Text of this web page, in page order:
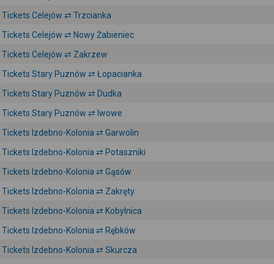
Tickets Celejów ⇄ Trzcianka
Tickets Celejów ⇄ Nowy Żabieniec
Tickets Celejów ⇄ Zakrzew
Tickets Stary Puznów ⇄ Łopacianka
Tickets Stary Puznów ⇄ Dudka
Tickets Stary Puznów ⇄ Iwowe
Tickets Izdebno-Kolonia ⇄ Garwolin
Tickets Izdebno-Kolonia ⇄ Potaszniki
Tickets Izdebno-Kolonia ⇄ Gąsów
Tickets Izdebno-Kolonia ⇄ Zakręty
Tickets Izdebno-Kolonia ⇄ Kobylnica
Tickets Izdebno-Kolonia ⇄ Rębków
Tickets Izdebno-Kolonia ⇄ Skurcza